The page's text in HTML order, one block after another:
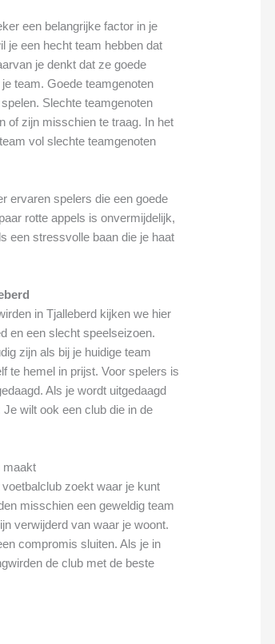
een belangrijke factor in je
je een hecht team hebben dat
je denkt dat ze goede
team. Goede teamgenoten
Slechte teamgenoten
of zijn misschien te traag. In het
vol slechte teamgenoten
ervaren spelers die een goede
rotte appels is onvermijdelijk,
een stressvolle baan die je haat
in Tjalleberd kijken we hier
en een slecht speelseizoen.
zijn als bij je huidige team
te hemel in prijst. Voor spelers is
Als je wordt uitgedaagd
wilt ook een club die in de
maakt
zoekt waar je kunt
misschien een geweldig team
verwijderd van waar je woont.
compromis sluiten. Als je in
de club met de beste